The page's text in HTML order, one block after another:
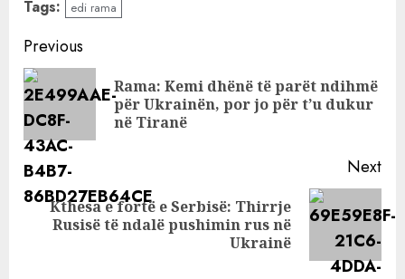
ndeshjes,
këngëtarja serbe
reagon pas
deklaratës: Është
keqkuptuar
Tags: edi rama
Continue
Reading
Previous
Rama: Kemi dhënë të parët ndihmë
për Ukrainën, por jo për t’u dukur
në Tiranë
Next
Next
Kthesa e fortë e Serbisë: Thirrje
Rusisë të ndalë pushimin rus në
Ukrainë